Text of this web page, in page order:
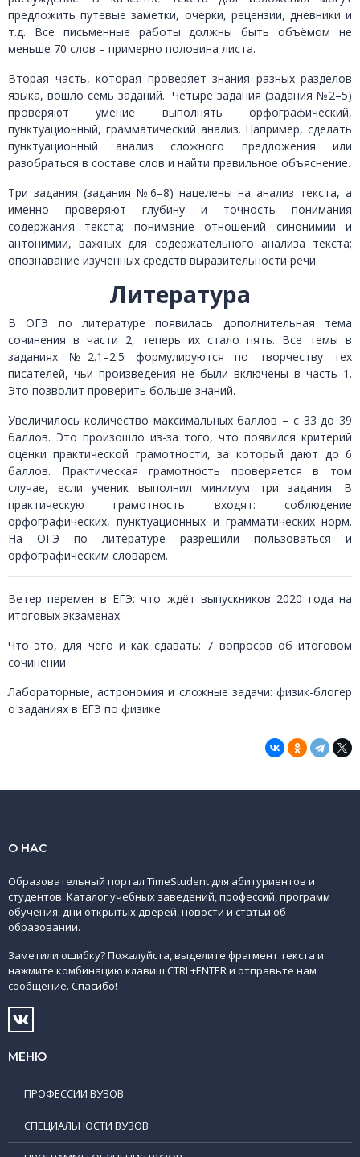
предложить путевые заметки, очерки, рецензии, дневники и
т.д. Все письменные работы должны быть объёмом не
меньше 70 слов – примерно половина листа.
Вторая часть, которая проверяет знания разных разделов
языка, вошло семь заданий. Четыре задания (задания №2–5)
проверяют умение выполнять орфографический,
пунктуационный, грамматический анализ. Например, сделать
пунктуационный анализ сложного предложения или
разобраться в составе слов и найти правильное объяснение.
Три задания (задания №6–8) нацелены на анализ текста, а
именно проверяют глубину и точность понимания
содержания текста; понимание отношений синонимии и
антонимии, важных для содержательного анализа текста;
опознавание изученных средств выразительности речи.
Литература
В ОГЭ по литературе появилась дополнительная тема
сочинения в части 2, теперь их стало пять. Все темы в
заданиях №2.1–2.5 формулируются по творчеству тех
писателей, чьи произведения не были включены в часть 1.
Это позволит проверить больше знаний.
Увеличилось количество максимальных баллов – с 33 до 39
баллов. Это произошло из-за того, что появился критерий
оценки практической грамотности, за который дают до 6
баллов. Практическая грамотность проверяется в том
случае, если ученик выполнил минимум три задания. В
практическую грамотность входят: соблюдение
орфографических, пунктуационных и грамматических норм.
На ОГЭ по литературе разрешили пользоваться и
орфографическим словарём.
Ветер перемен в ЕГЭ: что ждёт выпускников 2020 года на
итоговых экзаменах
Что это, для чего и как сдавать: 7 вопросов об итоговом
сочинении
Лабораторные, астрономия и сложные задачи: физик-блогер
о заданиях в ЕГЭ по физике
О НАС
Образовательный портал TimeStudent для абитуриентов и
студентов. Каталог учебных заведений, профессий, программ
обучения, дни открытых дверей, новости и статьи об
образовании.
Заметили ошибку? Пожалуйста, выделите фрагмент текста и
нажмите комбинацию клавиш CTRL+ENTER и отправьте нам
сообщение. Спасибо!
МЕНЮ
ПРОФЕССИИ ВУЗОВ
СПЕЦИАЛЬНОСТИ ВУЗОВ